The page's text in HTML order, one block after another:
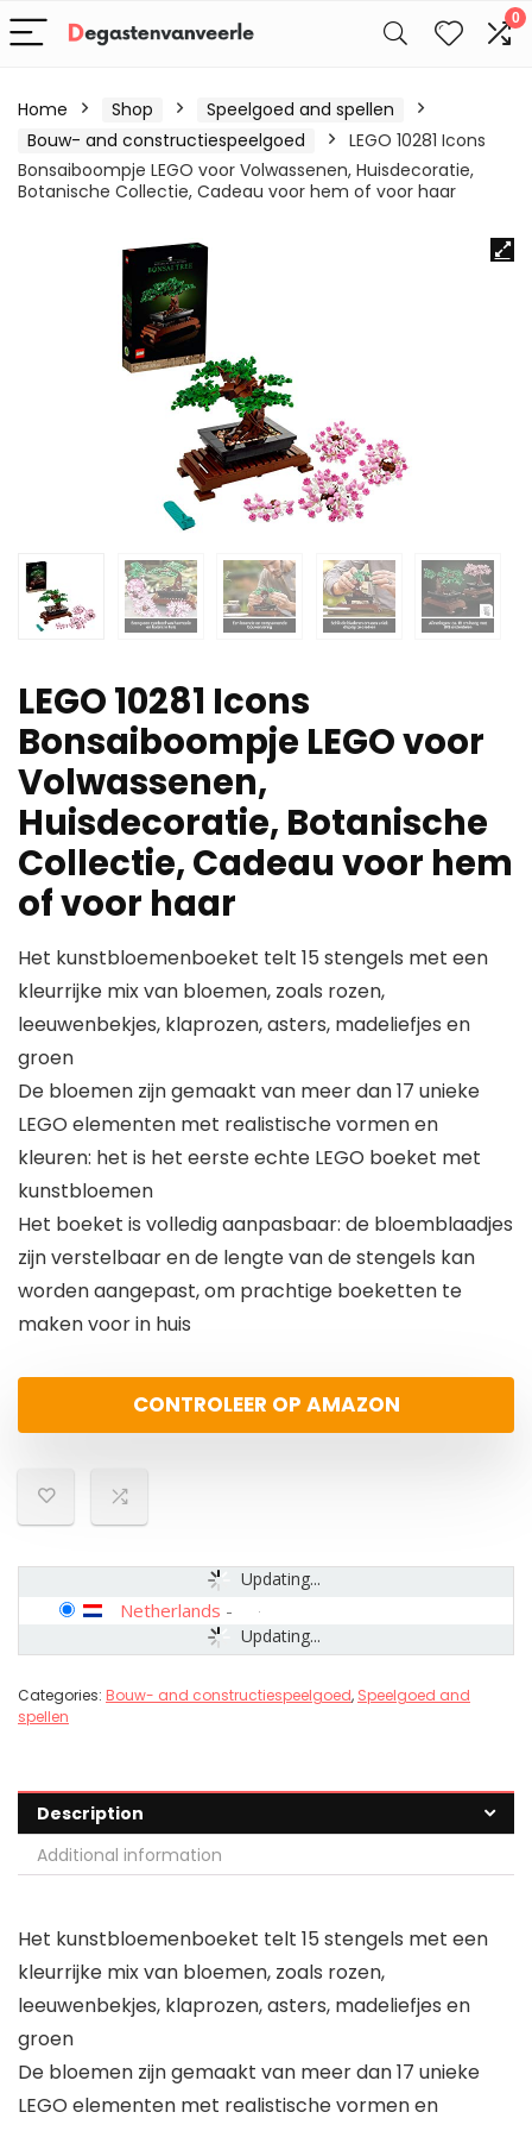
0
Home Shop
Speelgoed and spellen
Bouw- and constructiespeelgoed
LEGO 10281 Icons
Bonsaiboompje LEGO voor Volwassenen, Huisdecoratie,
Botanische Collectie, Cadeau voor hem of voor haar
LEGO 10281 Icons
Bonsaiboompje LEGO voor
Volwassenen,
Huisdecoratie, Botanische
Collectie, Cadeau voor hem
of voor haar
Het kunstbloemenboeket telt 15 stengels met een
kleurrijke mix van bloemen, zoals rozen,
leeuwenbekjes, klaprozen, asters, madeliefjes en
groen
De bloemen zijn gemaakt van meer dan 17 unieke
LEGO elementen met realistische vormen en
kleuren: het is het eerste echte LEGO boeket met
kunstbloemen
Het boeket is volledig aanpasbaar: de bloemblaadjes
zijn verstelbaar en de lengte van de stengels kan
worden aangepast, om prachtige boeketten te
maken voor in huis
CONTROLEER OP AMAZON
Updating...
Updating...
Netherlands -
Categories: Bouw- and constructiespeelgoed, Speelgoed and
spellen
Description
Additional information
Het kunstbloemenboeket telt 15 stengels met een
kleurrijke mix van bloemen, zoals rozen,
leeuwenbekjes, klaprozen, asters, madeliefjes en
groen
De bloemen zijn gemaakt van meer dan 17 unieke
LEGO elementen met realistische vormen en